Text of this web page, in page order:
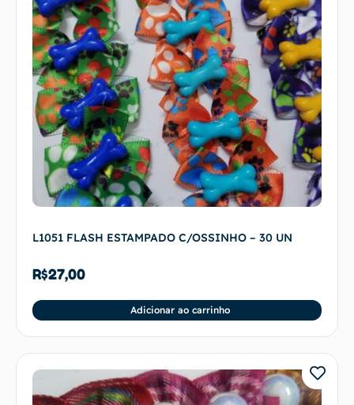
L1051 FLASH ESTAMPADO C/OSSINHO – 30 UN
R$27,00
Adicionar ao carrinho